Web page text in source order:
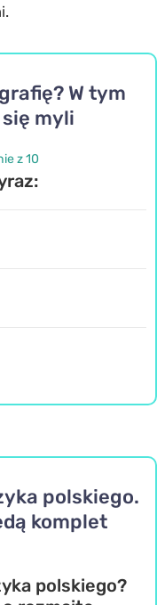
W tym
myli
z 10
polskiego.
komplet
polskiego?